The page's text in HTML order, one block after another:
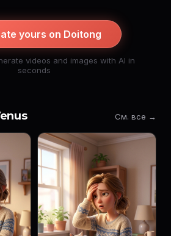
yours on Doitong
videos and images with AI in
seconds
См. все →